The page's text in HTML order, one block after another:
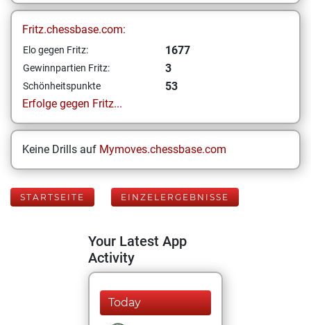
Fritz.chessbase.com:
Elo gegen Fritz: 1677
Gewinnpartien Fritz: 3
Schönheitspunkte
53
Erfolge gegen Fritz...
Keine Drills auf Mymoves.chessbase.com
STARTSEITE EINZELERGEBNISSE
Your Latest App
Activity
Today